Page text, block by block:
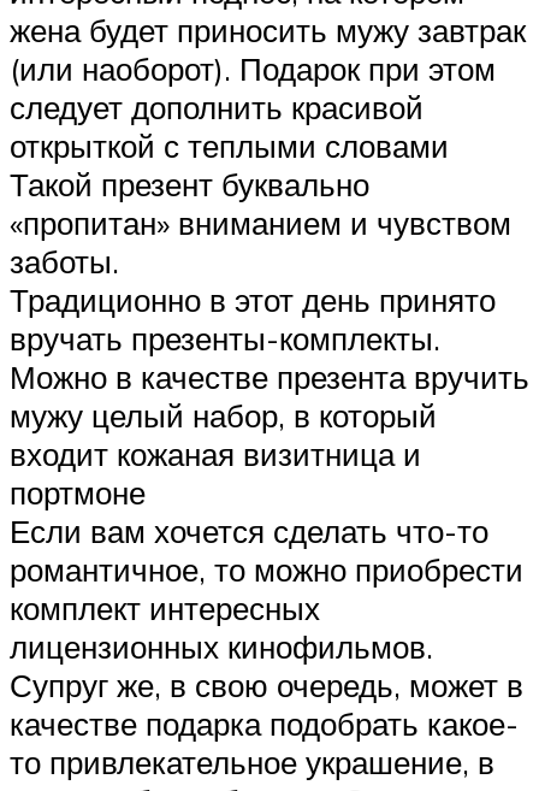
жена будет приносить мужу завтрак
(или наоборот). Подарок при этом
следует дополнить красивой
открыткой с теплыми словами
Такой презент буквально
«пропитан» вниманием и чувством
заботы.
Традиционно в этот день принято
вручать презенты-комплекты.
Можно в качестве презента вручить
мужу целый набор, в который
входит кожаная визитница и
портмоне
Если вам хочется сделать что-то
романтичное, то можно приобрести
комплект интересных
лицензионных кинофильмов.
Супруг же, в свою очередь, может в
качестве подарка подобрать какое-
то привлекательное украшение, в